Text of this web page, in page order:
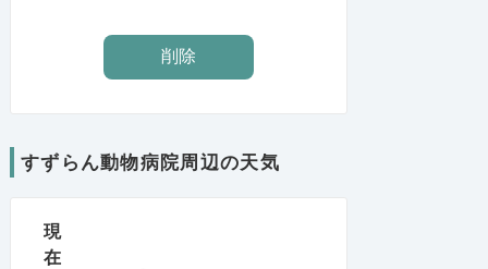
すずらん動物病院周辺の天気
現
在